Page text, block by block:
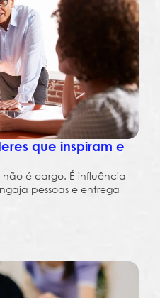
que inspiram e
é cargo. É influência
pessoas e entrega